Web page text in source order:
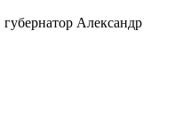
Александр